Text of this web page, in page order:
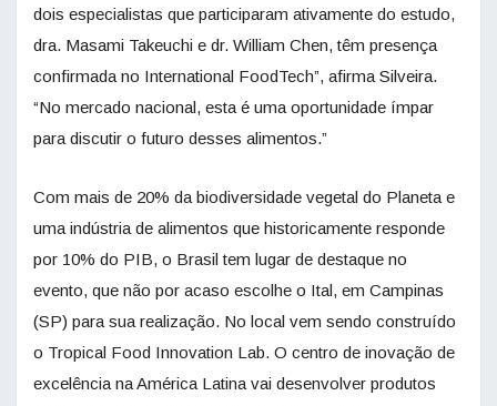
dois especialistas que participaram ativamente do estudo,
dra. Masami Takeuchi e dr. William Chen, têm presença
confirmada no International FoodTech”, afirma Silveira.
“No mercado nacional, esta é uma oportunidade ímpar
para discutir o futuro desses alimentos.”
Com mais de 20% da biodiversidade vegetal do Planeta e
uma indústria de alimentos que historicamente responde
por 10% do PIB, o Brasil tem lugar de destaque no
evento, que não por acaso escolhe o Ital, em Campinas
(SP) para sua realização. No local vem sendo construído
o Tropical Food Innovation Lab. O centro de inovação de
excelência na América Latina vai desenvolver produtos